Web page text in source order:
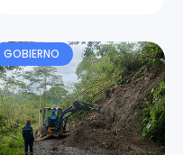
GOBIERNO